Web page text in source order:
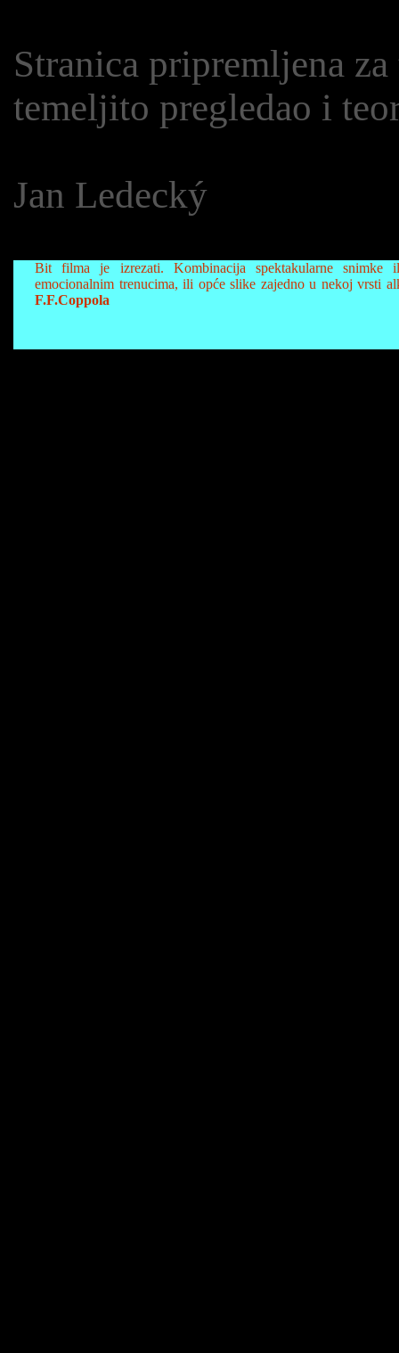
Stranica pripremljena
temeljito pregledao i
Jan Ledecký
Bit filma je izrezati. Kombinacija spektakularne
emocionalnim trenucima, ili opće slike zajedno u nekoj vrsti
F.F.Coppola